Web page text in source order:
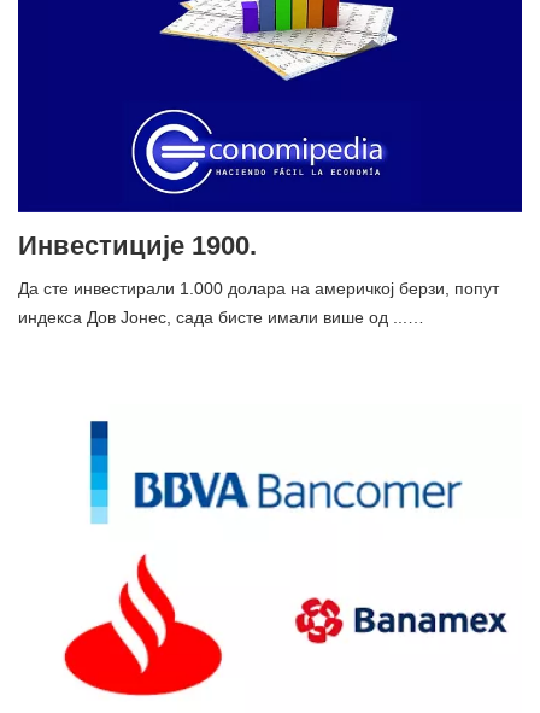
Инвестиције 1900.
Да сте инвестирали 1.000 долара на америчкој берзи, попут
индекса Дов Јонес, сада бисте имали више од ...…